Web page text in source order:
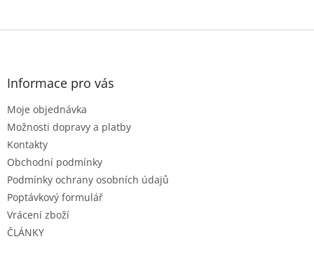
Z
Informace pro vás
Moje objednávka
Možnosti dopravy a platby
Kontakty
Obchodní podmínky
Podmínky ochrany osobních údajů
Poptávkový formulář
Vrácení zboží
ČLÁNKY